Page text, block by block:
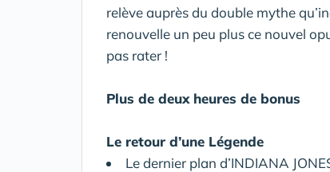
relève auprès du double mythe
renouvelle un peu plus ce nouvel
pas rater !
Plus de deux heures de bonus
Le retour d’une Légende
Le dernier plan d’INDIANA